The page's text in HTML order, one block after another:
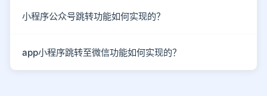
小程序公众号跳转功能如何实现的？
app小程序跳转至微信功能如何实现的？